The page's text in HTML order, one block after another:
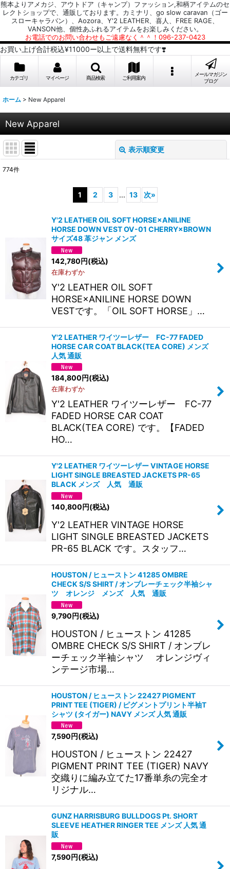
熊本よりアメカジ、アウトドア（キャンプ）ファッション,和柄アイテムのセ
レクトショップで、通販しております。カミナリ、go slow caravan（ゴー
スローキャラバン）、Aozora、Y'2 LEATHER、喜人、FREE RAGE、
VANSON他、個性あふれるアイテムをお楽しみください。
お電話でのお問い合わせもご遠慮なく＾＾！096-237-0423
お買い上げ合計税込¥11000ー以上で送料無料です❣️
カテゴリ マイページ 商品検索 ご利用案内
メールマガジン
ブログ
ホーム > New Apparel
New Apparel
表示順変更
絞り込む
774件
1 2 3 ... 13 次»
Y'2 LEATHER OIL SOFT HORSE×ANILINE
HORSE DOWN VEST OV-01 CHERRY×BROWN
サイズ48 革ジャン メンズ
142,780円(税込)
在庫わずか
Y'2 LEATHER OIL SOFT
HORSE×ANILINE HORSE DOWN
VESTです。「OIL SOFT HORSE」…
Y'2 LEATHER ワイツーレザー FC-77 FADED
HORSE CAR COAT BLACK(TEA CORE) メンズ
人気 通販
184,800円(税込)
在庫わずか
Y'2 LEATHER ワイツーレザー FC-77
FADED HORSE CAR COAT
BLACK(TEA CORE) です。【FADED
HO…
Y'2 LEATHER ワイツーレザー VINTAGE HORSE
LIGHT SINGLE BREASTED JACKETS PR-65
BLACK メンズ 人気 通販
140,800円(税込)
Y'2 LEATHER VINTAGE HORSE
LIGHT SINGLE BREASTED JACKETS
PR-65 BLACK です。スタッフ…
HOUSTON / ヒューストン 41285 OMBRE
CHECK S/S SHIRT / オンブレーチェック半袖シャ
ツ オレンジ メンズ 人気 通販
9,790円(税込)
HOUSTON / ヒューストン 41285
OMBRE CHECK S/S SHIRT / オンブレ
ーチェック半袖シャツ オレンジヴィ
ンテージ市場…
HOUSTON / ヒューストン 22427 PIGMENT
PRINT TEE (TIGER) / ピグメントプリント半袖T
シャツ (タイガー) NAVY メンズ 人気 通販
7,590円(税込)
HOUSTON / ヒューストン 22427
PIGMENT PRINT TEE (TIGER) NAVY
交織りに編み立てた17番単糸の完全オ
リジナル…
GUNZ HARRISBURG BULLDOGS Pt. SHORT
SLEEVE HEATHER RINGER TEE メンズ 人気 通
販
7,590円(税込)